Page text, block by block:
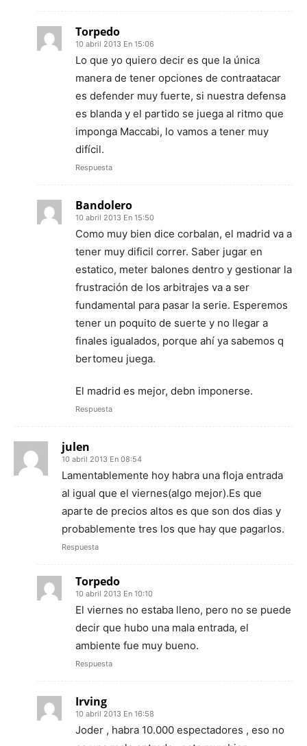
Torpedo
10 abril 2013 En 15:06
Lo que yo quiero decir es que la única
manera de tener opciones de contraatacar
es defender muy fuerte, si nuestra defensa
es blanda y el partido se juega al ritmo que
imponga Maccabi, lo vamos a tener muy
difícil.
Respuesta
Bandolero
10 abril 2013 En 15:50
Como muy bien dice corbalan, el madrid va a
tener muy dificil correr. Saber jugar en
estatico, meter balones dentro y gestionar la
frustración de los arbitrajes va a ser
fundamental para pasar la serie. Esperemos
tener un poquito de suerte y no llegar a
finales igualados, porque ahí ya sabemos q
bertomeu juega.
El madrid es mejor, debn imponerse.
Respuesta
julen
10 abril 2013 En 08:54
Lamentablemente hoy habra una floja entrada
al igual que el viernes(algo mejor).Es que
aparte de precios altos es que son dos dias y
probablemente tres los que hay que pagarlos.
Respuesta
Torpedo
10 abril 2013 En 10:10
El viernes no estaba lleno, pero no se puede
decir que hubo una mala entrada, el
ambiente fue muy bueno.
Respuesta
Irving
10 abril 2013 En 16:58
Joder , habra 10.000 espectadores , eso no